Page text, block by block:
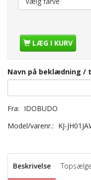
LÆG I KURV
Navn på beklædning /
Fra: IDOBUDO
Model/varenr.: KJ-
Beskrivelse